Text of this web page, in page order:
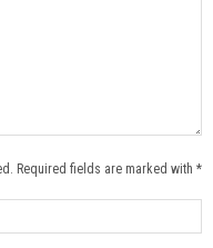
Required fields are marked with *